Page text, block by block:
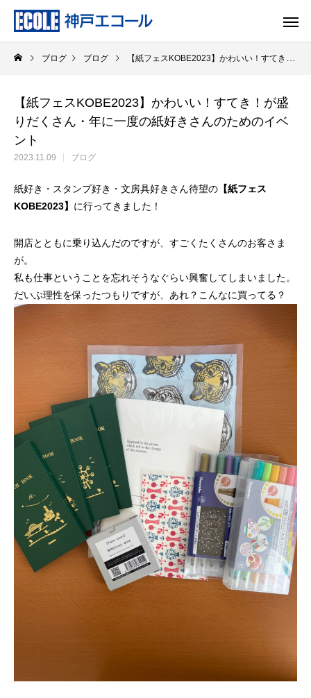
ブログ ブログ 【紙フェスKOBE2023】かわいい！すてき！が盛りだくさん・年に一度の紙好きさんのためのイベント
【紙フェスKOBE2023】かわいい！すてき！が盛
りだくさん・年に一度の紙好きさんのためのイベ
ント
2023.11.09 ブログ
紙好き・スタンプ好き・文房具好きさん待望の 【紙フェス
KOBE2023】 に行ってきました！
開店とともに乗り込んだのですが、すごくたくさんのお客さま
が。
私も仕事ということを忘れそうなぐらい興奮してしまいました。
だいぶ理性を保ったつもりですが、あれ？こんなに買ってる？